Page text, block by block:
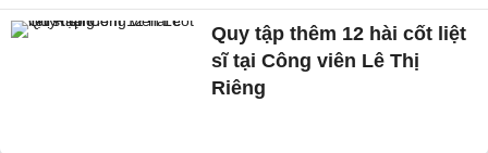
Quy tập thêm 12 hài cốt liệt
sĩ tại Công viên Lê Thị
Riêng